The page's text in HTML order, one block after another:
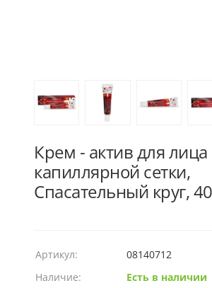
Крем - актив для
капиллярной сетки,
Спасательный круг,
Артикул:
08140712
Наличие:
Есть в наличии